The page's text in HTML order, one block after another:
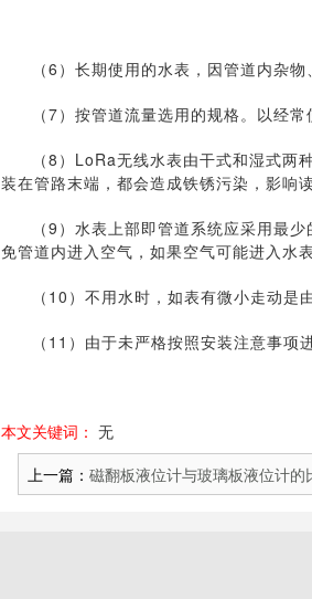
（6）长期使用的水表，因管道内杂
（7）按管道流量选用的规格。以经
（8）LoRa无线水表由干式和湿式
装在管路末端，都会造成铁锈污染，影响读
（9）水表上部即管道系统应采用最
免管道内进入空气，如果空气可能进入水
（10）不用水时，如表有微小走动是
（11）由于未严格按照安装注意事项
本文关键词： 无
上一篇： 磁翻板液位计与玻璃板液位计的